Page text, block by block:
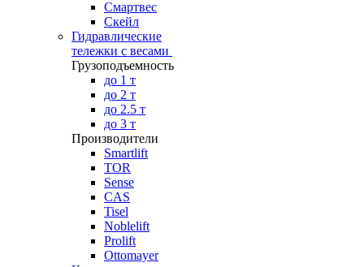
Смартвес
Скейл
Гидравлические
тележки с весами
Грузоподъемность
до 1 т
до 2 т
до 2.5 т
до 3 т
Производители
Smartlift
TOR
Sense
CAS
Tisel
Noblelift
Prolift
Ottomayer